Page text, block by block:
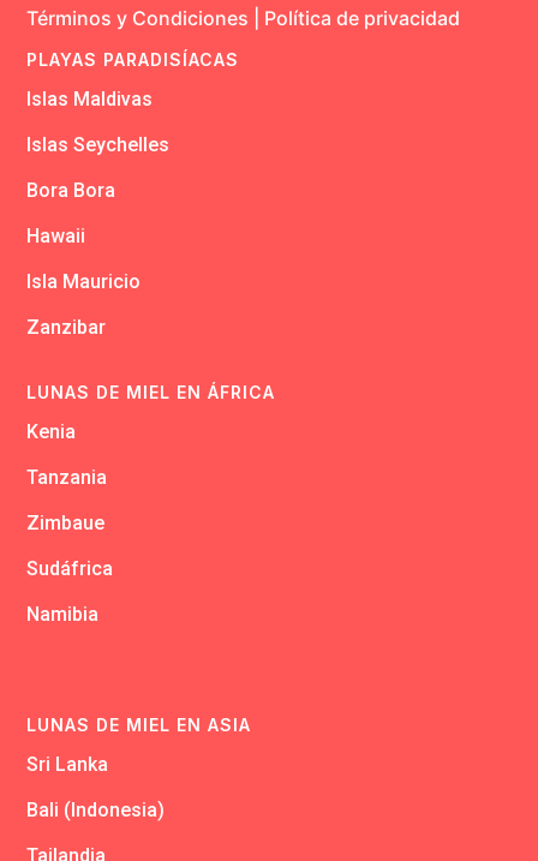
Términos y Condiciones Política de privacidad
PLAYAS PARADISÍACAS
Islas Maldivas
Islas Seychelles
Bora Bora
Hawaii
Isla Mauricio
Zanzibar
LUNAS DE MIEL EN ÁFRICA
Kenia
Tanzania
Zimbaue
Sudáfrica
Namibia
LUNAS DE MIEL EN ASIA
Sri Lanka
Bali (Indonesia)
Tailandia